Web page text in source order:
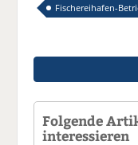
Fischereihafen-
Folgende
interessieren